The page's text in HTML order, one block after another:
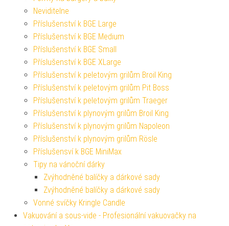
Neviditelne
Příslušenství k BGE Large
Příslušenství k BGE Medium
Příslušenství k BGE Small
Příslušenství k BGE XLarge
Příslušenství k peletovým grilům Broil King
Příslušenství k peletovým grilům Pit Boss
Příslušenství k peletovým grilům Traeger
Příslušenství k plynovým grilům Broil King
Příslušenství k plynovým grilům Napoleon
Příslušenství k plynovým grilům Rösle
Příslušensví k BGE MiniMax
Tipy na vánoční dárky
Zvýhodněné balíčky a dárkové sady
Zvýhodněné balíčky a dárkové sady
Vonné svíčky Kringle Candle
Vakuování a sous-vide - Profesionální vakuovačky na